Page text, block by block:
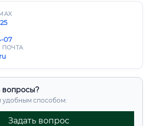
07
ПОЧТА
вопросы?
удобным способом:
Задать вопрос